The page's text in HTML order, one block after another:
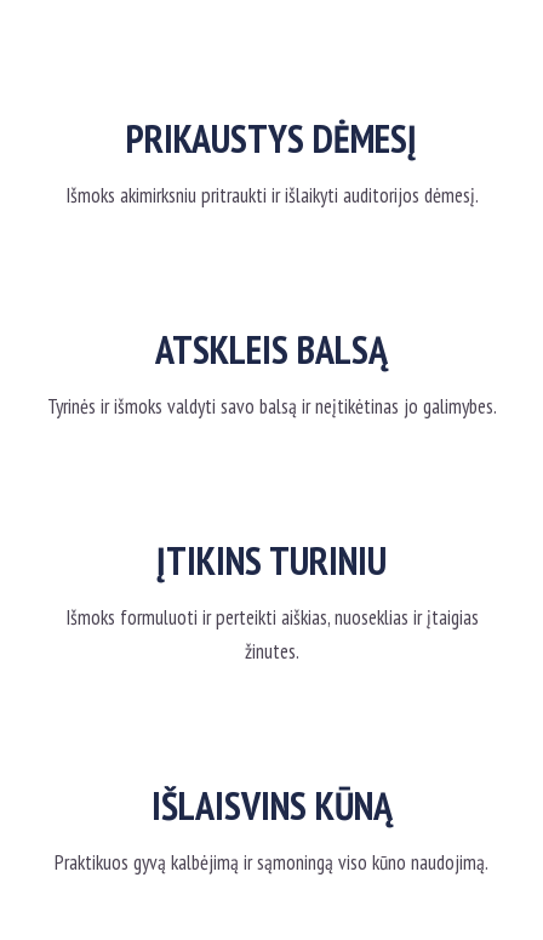
PRIKAUSTYS DĖMESĮ
Išmoks akimirksniu pritraukti ir išlaikyti auditorijos dėmesį.
ATSKLEIS BALSĄ
Tyrinės ir išmoks valdyti savo balsą ir neįtikėtinas jo galimybes.
ĮTIKINS TURINIU
Išmoks formuluoti ir perteikti aiškias, nuoseklias ir įtaigias
žinutes.
IŠLAISVINS KŪNĄ
Praktikuos gyvą kalbėjimą ir sąmoningą viso kūno naudojimą.